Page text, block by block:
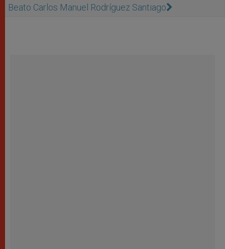
Beato Carlos Manuel Rodríguez Santiago